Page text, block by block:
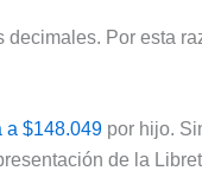
decimales. Por esta
a $148.049 por hijo.
de la